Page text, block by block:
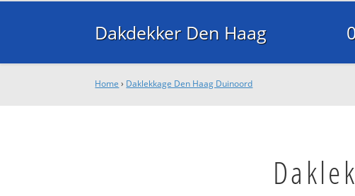
Dakdekker Den Haag
Home › Daklekkage Den Haag Duinoord